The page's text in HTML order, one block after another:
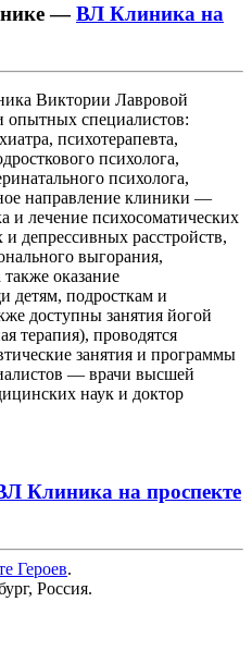
—ВЛ Клиника на
Виктории Лавровой
опытных специалистов:
психотерапевта,
психолога,
психолога,
направление клиники —
и лечение психосоматических
депрессивных расстройств,
выгорания,
оказание
детям, подросткам и
доступны занятия йогой
терапия), проводятся
занятия и программы
— врачи высшей
наук и доктор
Клиника на проспекте
Героев.
Россия.